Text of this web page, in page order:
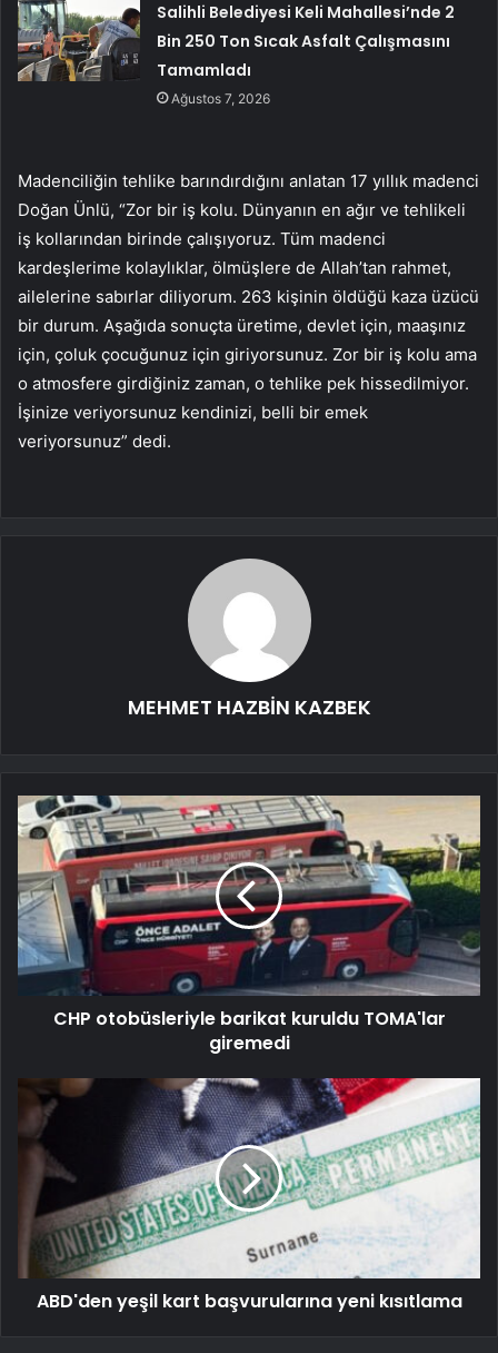
Salihli Belediyesi Keli Mahallesi’nde 2
Bin 250 Ton Sıcak Asfalt Çalışmasını
Tamamladı
Ağustos 7, 2026
Madenciliğin tehlike barındırdığını anlatan 17 yıllık madenci
Doğan Ünlü, “Zor bir iş kolu. Dünyanın en ağır ve tehlikeli
iş kollarından birinde çalışıyoruz. Tüm madenci
kardeşlerime kolaylıklar, ölmüşlere de Allah’tan rahmet,
ailelerine sabırlar diliyorum. 263 kişinin öldüğü kaza üzücü
bir durum. Aşağıda sonuçta üretime, devlet için, maaşınız
için, çoluk çocuğunuz için giriyorsunuz. Zor bir iş kolu ama
o atmosfere girdiğiniz zaman, o tehlike pek hissedilmiyor.
İşinize veriyorsunuz kendinizi, belli bir emek
veriyorsunuz” dedi.
MEHMET HAZBİN KAZBEK
CHP otobüsleriyle barikat kuruldu TOMA'lar
giremedi
ABD'den yeşil kart başvurularına yeni kısıtlama